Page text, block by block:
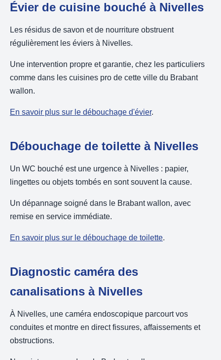
Évier de cuisine bouché à Nivelles
Les résidus de savon et de nourriture obstruent
régulièrement les éviers à Nivelles.
Une intervention propre et garantie, chez les particuliers
comme dans les cuisines pro de cette ville du Brabant
wallon.
En savoir plus sur le débouchage d'évier.
Débouchage de toilette à Nivelles
Un WC bouché est une urgence à Nivelles : papier,
lingettes ou objets tombés en sont souvent la cause.
Un dépannage soigné dans le Brabant wallon, avec
remise en service immédiate.
En savoir plus sur le débouchage de toilette.
Diagnostic caméra des
canalisations à Nivelles
À Nivelles, une caméra endoscopique parcourt vos
conduites et montre en direct fissures, affaissements et
obstructions.